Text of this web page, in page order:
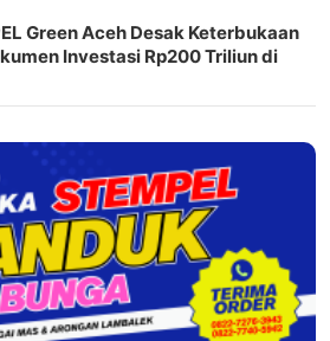
Green Aceh Desak Keterbukaan
Investasi Rp200 Triliun di